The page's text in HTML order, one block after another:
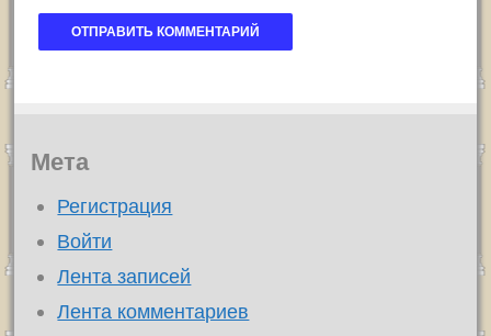
Мета
Регистрация
Войти
Лента записей
Лента комментариев